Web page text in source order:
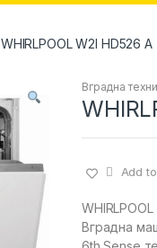
WHIRLPOOL W2I HD526 A
Вградна
Add
Вградна